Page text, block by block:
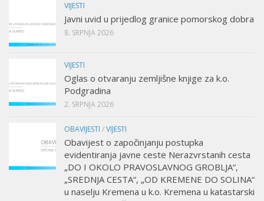
VIJESTI
Javni uvid u prijedlog granice pomorskog dobra
8. SRPNJA 2026
VIJESTI
Oglas o otvaranju zemljišne knjige za k.o.
Podgradina
2. SRPNJA 2026
OBAVIJESTI /VIJESTI
Obavijest o započinjanju postupka
evidentiranja javne ceste Nerazvrstanih cesta
„DO I OKOLO PRAVOSLAVNOG GROBLJA“,
„SREDNJA CESTA“, „OD KREMENE DO SOLINA“
u naselju Kremena u k.o. Kremena u katastarski